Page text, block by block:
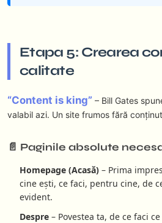
Etapa 5: Crearea
calitate
“Content is king” – Bill Gates
valabil azi. Un site frumos fără
📄 Paginile absolute
Homepage (Acasă) – Prima
cine ești, ce faci, pentru cine, de
evident.
Despre – Povestea ta, de ce faci